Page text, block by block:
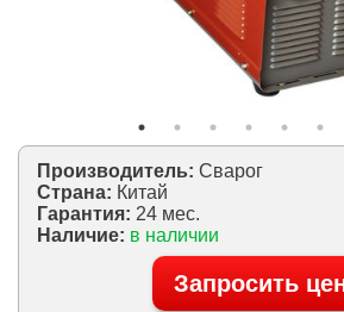
Производитель: Сварог
Страна: Китай
Гарантия: 24 мес.
Наличие: в наличии
Запросить